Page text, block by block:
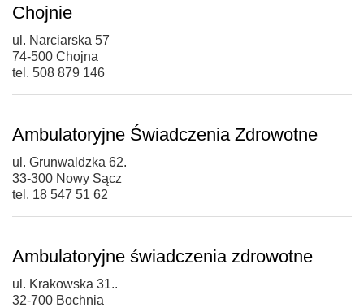
Chojnie
ul. Narciarska 57
74-500 Chojna
tel. 508 879 146
Ambulatoryjne Świadczenia Zdrowotne
ul. Grunwaldzka 62.
33-300 Nowy Sącz
tel. 18 547 51 62
Ambulatoryjne świadczenia zdrowotne
ul. Krakowska 31..
32-700 Bochnia